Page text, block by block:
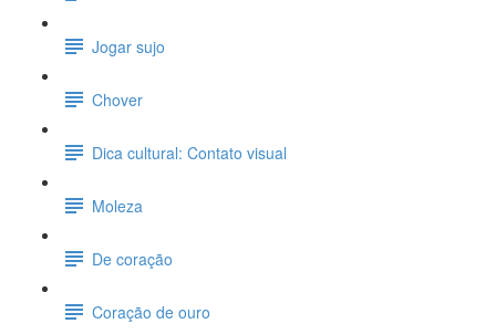
Jogar sujo
Chover
Dica cultural: Contato visual
Moleza
De coração
Coração de ouro